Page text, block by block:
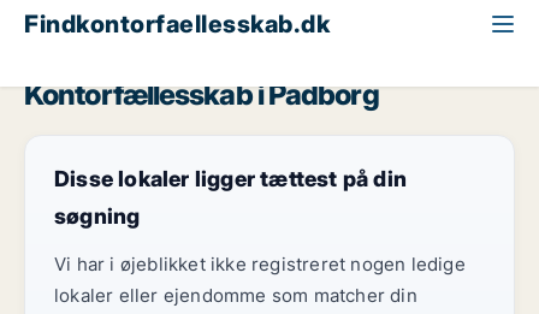
Findkontorfaellesskab.dk
Kontorfællesskab i Padborg
Disse lokaler ligger tættest på din
søgning
Vi har i øjeblikket ikke registreret nogen ledige
lokaler eller ejendomme som matcher din